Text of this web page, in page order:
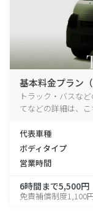
基本料金プラン（
トラック・バスな
てなどの詳細は、
代表車種
ボディタイプ
営業時間
6時間まで5,500円
免責補償制度1,100